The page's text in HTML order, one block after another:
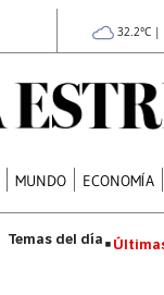
32.2°C |
MUNDO ECONOMÍA